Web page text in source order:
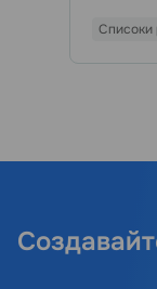
Списоки